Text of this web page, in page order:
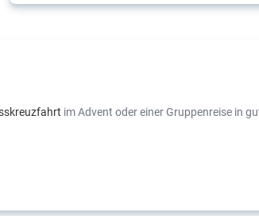
im Advent oder einer Gruppenreise in